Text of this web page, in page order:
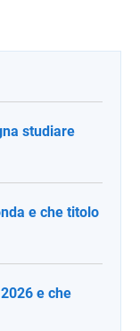
studiare
e che titolo
e che